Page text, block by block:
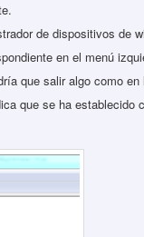
de dispositivos de
en el menú
que salir algo como
que se ha establecido